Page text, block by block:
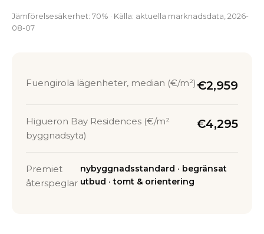
Jämförelsesäkerhet: 70% · Källa: aktuella marknadsdata, 2026-
08-07
Fuengirola lägenheter, median (€/m²) €2,959
Higueron Bay Residences (€/m²
byggnadsyta)
€4,295
Premiet
återspeglar
nybyggnadsstandard · begränsat
utbud · tomt & orientering